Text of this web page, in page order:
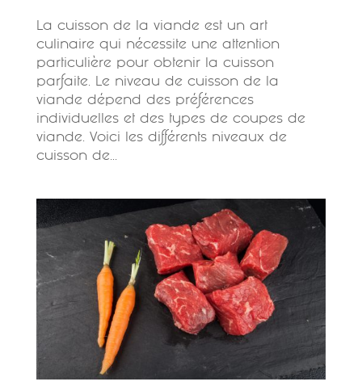
La cuisson de la viande est un art
culinaire qui nécessite une attention
particulière pour obtenir la cuisson
parfaite. Le niveau de cuisson de la
viande dépend des préférences
individuelles et des types de coupes de
viande. Voici les différents niveaux de
cuisson de...